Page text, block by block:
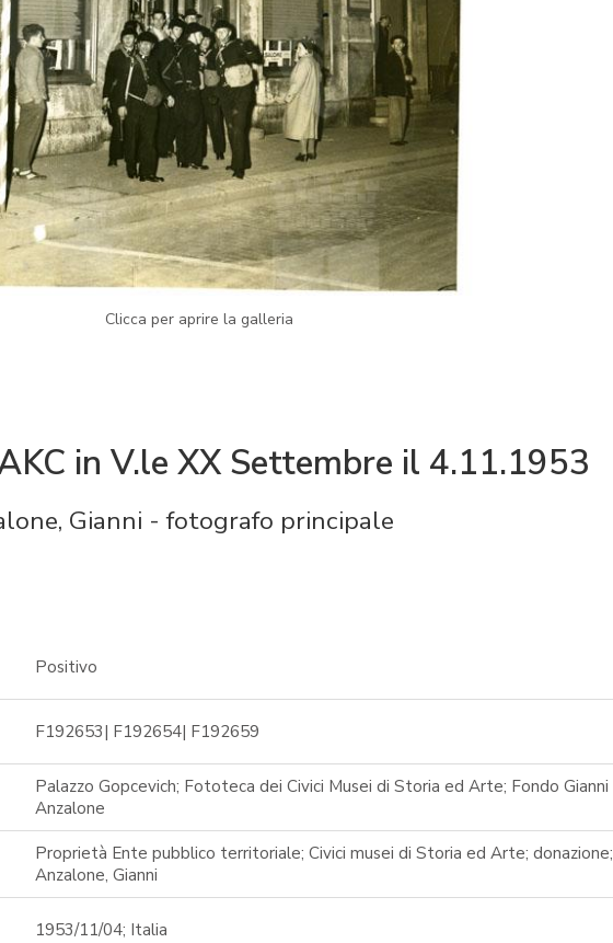
Clicca per aprire la galleria
in V.le XX Settembre il 4.11.1953
Gianni - fotografo principale
Positivo
F192653| F192654| F192659
Palazzo Gopcevich; Fototeca dei Civici Musei di Storia ed Arte; Fondo Gianni
Anzalone
Proprietà Ente pubblico territoriale; Civici musei di Storia ed Arte; donazione;
Anzalone, Gianni
1953/11/04; Italia